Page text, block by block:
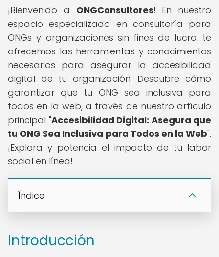
¡Bienvenido a ONGConsultores! En nuestro
espacio especializado en consultoría para
ONGs y organizaciones sin fines de lucro, te
ofrecemos las herramientas y conocimientos
necesarios para asegurar la accesibilidad
digital de tu organización. Descubre cómo
garantizar que tu ONG sea inclusiva para
todos en la web, a través de nuestro artículo
principal "Accesibilidad Digital: Asegura que
tu ONG Sea Inclusiva para Todos en la Web".
¡Explora y potencia el impacto de tu labor
social en línea!
Índice
Introducción